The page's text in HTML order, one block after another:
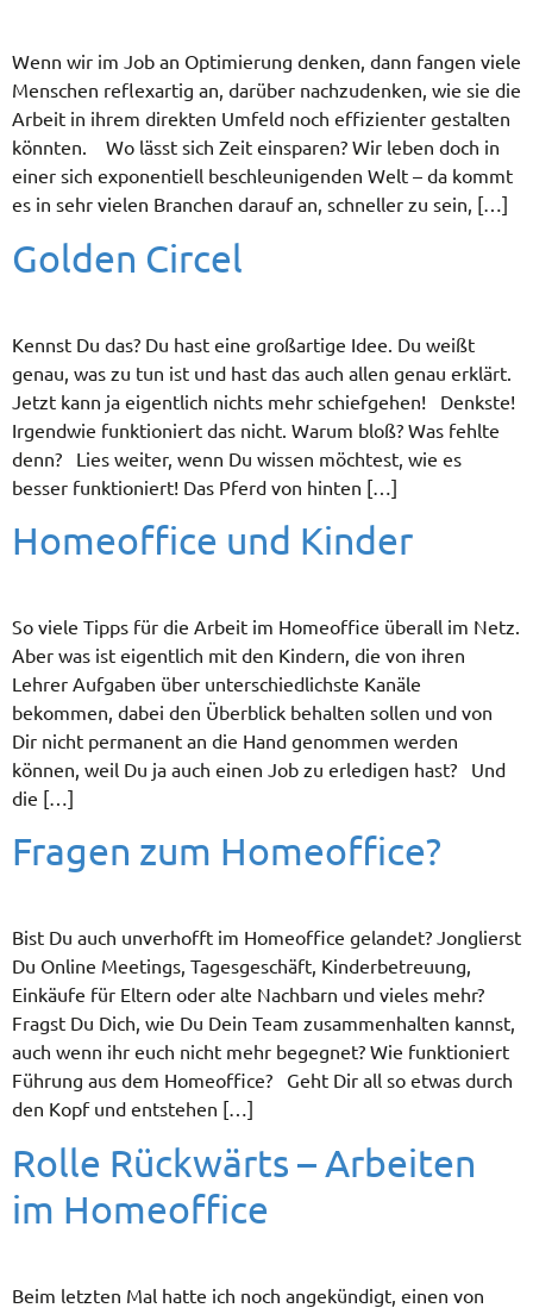
Wenn wir im Job an Optimierung denken, dann fangen viele
Menschen reflexartig an, darüber nachzudenken, wie sie die
Arbeit in ihrem direkten Umfeld noch effizienter gestalten
könnten. Wo lässt sich Zeit einsparen? Wir leben doch in
einer sich exponentiell beschleunigenden Welt – da kommt
es in sehr vielen Branchen darauf an, schneller zu sein, […]
Golden Circel
Kennst Du das? Du hast eine großartige Idee. Du weißt
genau, was zu tun ist und hast das auch allen genau erklärt.
Jetzt kann ja eigentlich nichts mehr schiefgehen! Denkste!
Irgendwie funktioniert das nicht. Warum bloß? Was fehlte
denn? Lies weiter, wenn Du wissen möchtest, wie es
besser funktioniert! Das Pferd von hinten […]
Homeoffice und Kinder
So viele Tipps für die Arbeit im Homeoffice überall im Netz.
Aber was ist eigentlich mit den Kindern, die von ihren
Lehrer Aufgaben über unterschiedlichste Kanäle
bekommen, dabei den Überblick behalten sollen und von
Dir nicht permanent an die Hand genommen werden
können, weil Du ja auch einen Job zu erledigen hast? Und
die […]
Fragen zum Homeoffice?
Bist Du auch unverhofft im Homeoffice gelandet? Jonglierst
Du Online Meetings, Tagesgeschäft, Kinderbetreuung,
Einkäufe für Eltern oder alte Nachbarn und vieles mehr?
Fragst Du Dich, wie Du Dein Team zusammenhalten kannst,
auch wenn ihr euch nicht mehr begegnet? Wie funktioniert
Führung aus dem Homeoffice? Geht Dir all so etwas durch
den Kopf und entstehen […]
Rolle Rückwärts – Arbeiten
im Homeoffice
Beim letzten Mal hatte ich noch angekündigt, einen von